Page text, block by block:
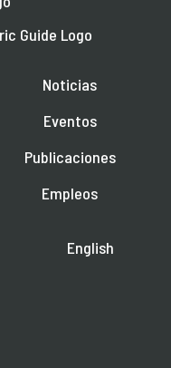
Noticias
Eventos
Publicaciones
Empleos
English